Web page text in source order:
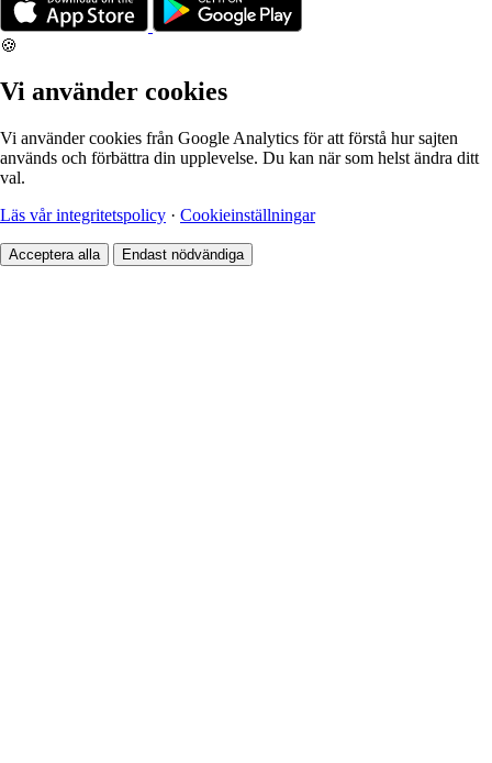
🍪
Vi använder cookies
Vi använder cookies från Google Analytics för att förstå hur sajten
används och förbättra din upplevelse. Du kan när som helst ändra ditt
val.
Läs vår integritetspolicy · Cookieinställningar
Acceptera alla Endast nödvändiga